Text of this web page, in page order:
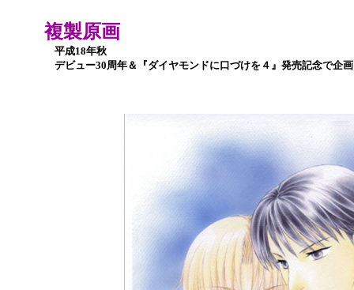
複製原画
平成18年秋
デビュー30周年＆『ダイヤモンドに口づけを４』発売記念で企